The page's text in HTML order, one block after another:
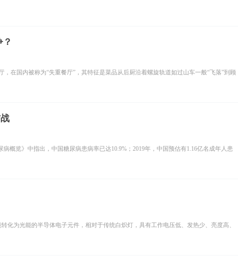
国内被称为“失重餐厅”，其特征是菜品从后厨沿着螺旋轨道如过山车一般“飞落”到顾
览》中指出，中国糖尿病患病率已达10.9%；2019年，中国预估有1.16亿名成年人患
为光能的半导体电子元件，相对于传统白炽灯，具有工作电压低、发热少、亮度高、